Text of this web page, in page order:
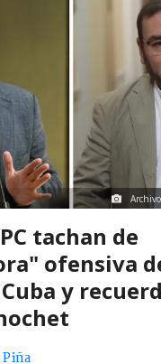
tachan de
ofensiva
y